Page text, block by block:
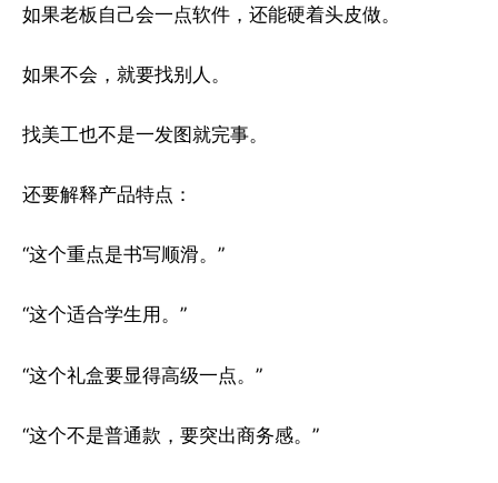
如果老板自己会一点软件，还能硬着头皮做。
如果不会，就要找别人。
找美工也不是一发图就完事。
还要解释产品特点：
“这个重点是书写顺滑。”
“这个适合学生用。”
“这个礼盒要显得高级一点。”
“这个不是普通款，要突出商务感。”